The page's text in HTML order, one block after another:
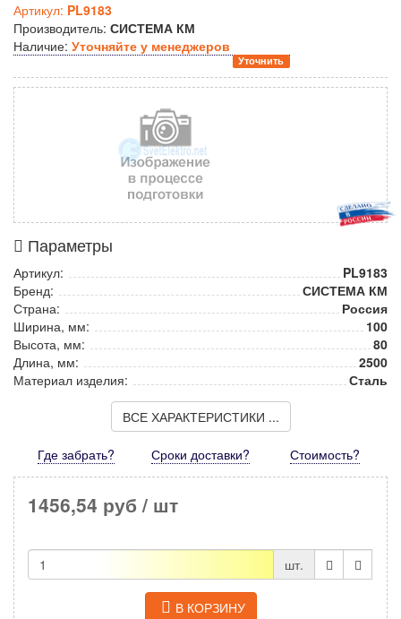
Артикул: PL9183
Производитель: СИСТЕМА КМ
Наличие: Уточняйте у менеджеров
Уточнить
Параметры
Артикул:
PL9183
Бренд:
СИСТЕМА КМ
Страна:
Россия
Ширина, мм:
100
Высота, мм:
80
Длина, мм:
2500
Материал изделия:
Сталь
ВСЕ ХАРАКТЕРИСТИКИ ...
Где забрать? Сроки доставки? Стоимость?
1456,54 руб / шт
шт.
В КОРЗИНУ